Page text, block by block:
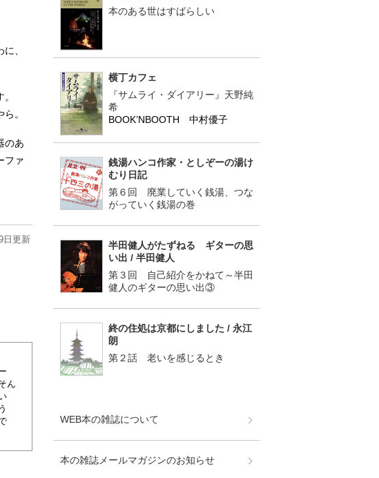
、
。
のあ
ファ
更新
ん
本のある世はすばらしい
横丁カフェ
『サムライ・ダイアリー』天野純
希
BOOK’NBOOTH 中村優子
銭湯ハンコ作家・としぞーの湯け
むり日記
第６回 廃業していく銭湯、つな
がっていく銭湯の巻
半田健人がたずねる ギターの思
い出 / 半田健人
第３回 自己紹介をかねて～半田
健人のギターの思い出③
終の住処は京都にしました / 永江
朗
第２話 老いを感じるとき
WEB本の雑誌について
本の雑誌メールマガジンのお知らせ